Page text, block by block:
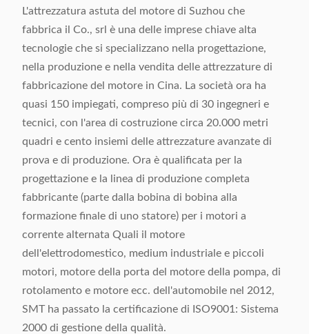
L'attrezzatura astuta del motore di Suzhou che
fabbrica il Co., srl è una delle imprese chiave alta
tecnologie che si specializzano nella progettazione,
nella produzione e nella vendita delle attrezzature di
fabbricazione del motore in Cina. La società ora ha
quasi 150 impiegati, compreso più di 30 ingegneri e
tecnici, con l'area di costruzione circa 20.000 metri
quadri e cento insiemi delle attrezzature avanzate di
prova e di produzione. Ora è qualificata per la
progettazione e la linea di produzione completa
fabbricante (parte dalla bobina di bobina alla
formazione finale di uno statore) per i motori a
corrente alternata Quali il motore
dell'elettrodomestico, medium industriale e piccoli
motori, motore della porta del motore della pompa, di
rotolamento e motore ecc. dell'automobile nel 2012,
SMT ha passato la certificazione di ISO9001: Sistema
2000 di gestione della qualità.